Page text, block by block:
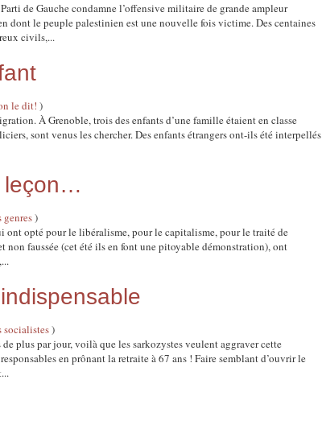
de Gauche condamne l’offensive militaire de grande ampleur
dont le peuple palestinien est une nouvelle fois victime. Des centaines
civils,...
le dit! )
À Grenoble, trois des enfants d’une famille étaient en classe
sont venus les chercher. Des enfants étrangers ont-ils été interpellés
leçon…
genres)
ont opté pour le libéralisme, pour le capitalisme, pour le traité de
non faussée (cet été ils en font une pitoyable démonstration), ont
socialistes)
plus par jour, voilà que les sarkozystes veulent aggraver cette
en prônant la retraite à 67 ans ! Faire semblant d’ouvrir le